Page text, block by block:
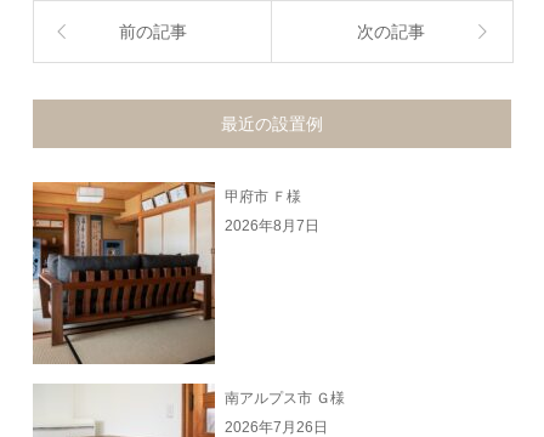
前の記事 次の記事
最近の設置例
甲府市 Ｆ様
2026年8月7日
南アルプス市 Ｇ様
2026年7月26日